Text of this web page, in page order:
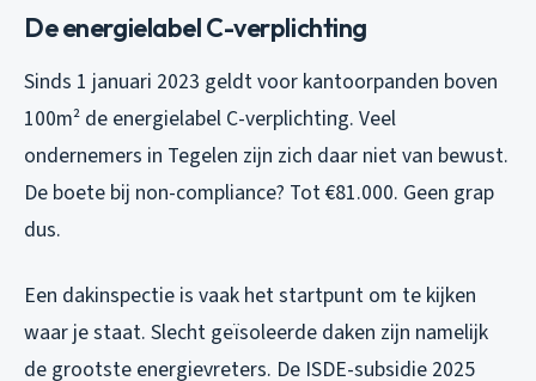
De energielabel C-verplichting
Sinds 1 januari 2023 geldt voor kantoorpanden boven
100m² de energielabel C-verplichting. Veel
ondernemers in Tegelen zijn zich daar niet van bewust.
De boete bij non-compliance? Tot €81.000. Geen grap
dus.
Een dakinspectie is vaak het startpunt om te kijken
waar je staat. Slecht geïsoleerde daken zijn namelijk
de grootste energievreters. De ISDE-subsidie 2025